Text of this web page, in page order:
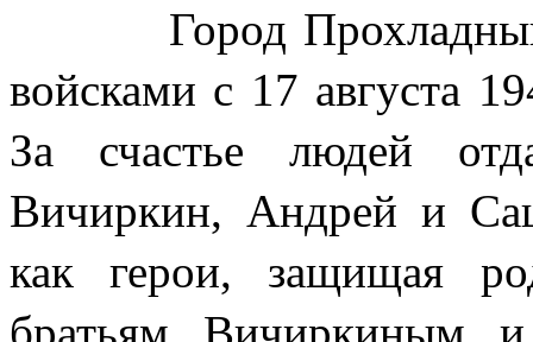
Город Прохладный
войсками с 17 августа
За счастье людей
Вичиркин, Андрей и
как герои, защищая